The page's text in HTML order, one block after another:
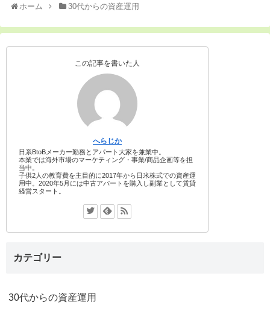
ホーム 30代からの資産運用
この記事を書いた人
へらじか
日系BtoBメーカー勤務とアパート大家を兼業中。
本業では海外市場のマーケティング・事業/商品企画等を担
当中。
子供2人の教育費を主目的に2017年から日米株式での資産運
用中。2020年5月には中古アパートを購入し副業として賃貸
経営スタート。
カテゴリー
30代からの資産運用